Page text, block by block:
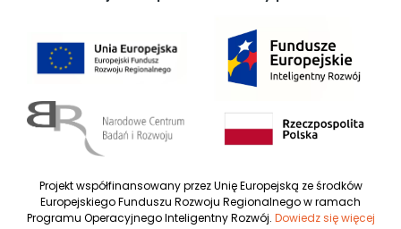
Projekt współfinansowany przez Unię Europejską ze środków
Europejskiego Funduszu Rozwoju Regionalnego w ramach
Programu Operacyjnego Inteligentny Rozwój. Dowiedz się więcej